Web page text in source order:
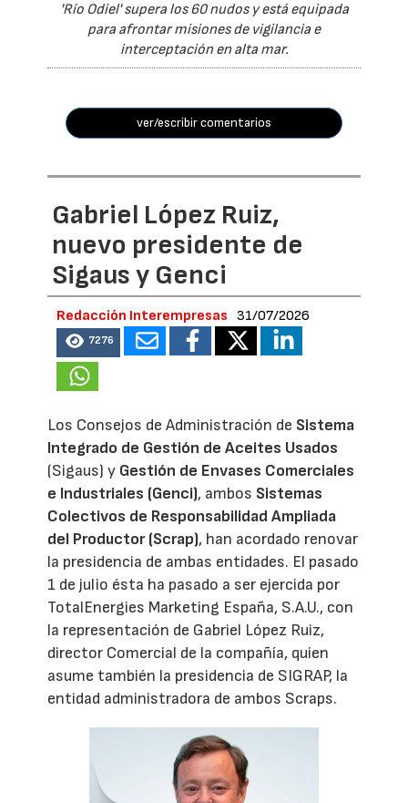
'Río Odiel' supera los 60 nudos y está equipada
para afrontar misiones de vigilancia e
interceptación en alta mar.
ver/escribir comentarios
Gabriel López Ruiz,
nuevo presidente de
Sigaus y Genci
Redacción Interempresas 31/07/2026
7276
Los Consejos de Administración de Sistema
Integrado de Gestión de Aceites Usados
(Sigaus) y Gestión de Envases Comerciales
e Industriales (Genci), ambos Sistemas
Colectivos de Responsabilidad Ampliada
del Productor (Scrap), han acordado renovar
la presidencia de ambas entidades. El pasado
1 de julio ésta ha pasado a ser ejercida por
TotalEnergies Marketing España, S.A.U., con
la representación de Gabriel López Ruiz,
director Comercial de la compañía, quien
asume también la presidencia de SIGRAP, la
entidad administradora de ambos Scraps.